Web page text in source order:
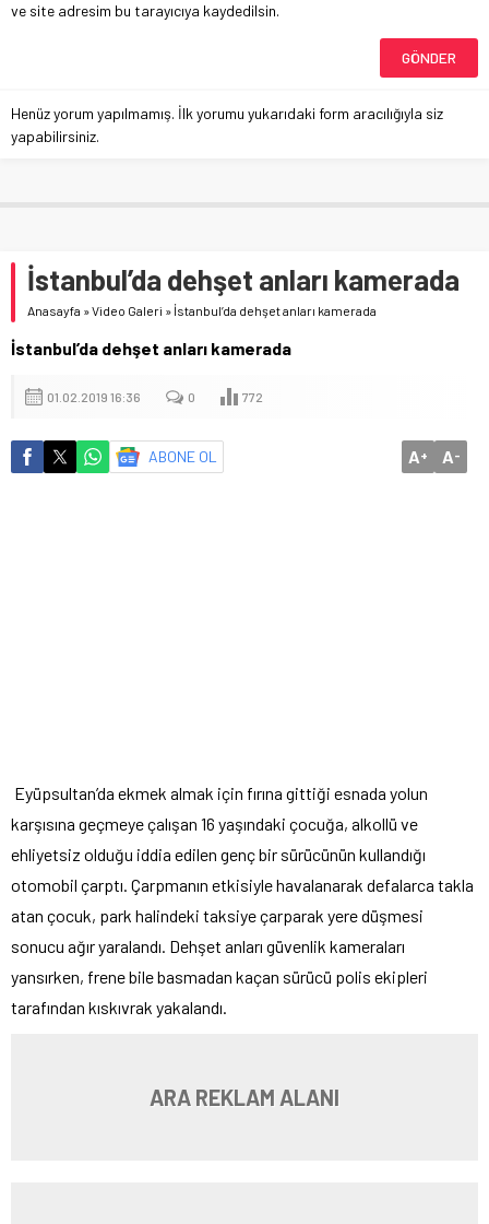
ve site adresim bu tarayıcıya kaydedilsin.
Henüz yorum yapılmamış. İlk yorumu yukarıdaki form aracılığıyla siz
yapabilirsiniz.
İstanbul’da dehşet anları kamerada
Anasayfa »Video Galeri » İstanbul’da dehşet anları kamerada
İstanbul’da dehşet anları kamerada
01.02.2019 16:36 0 772
ABONE OL A+ A-
Eyüpsultan’da ekmek almak için fırına gittiği esnada yolun
karşısına geçmeye çalışan 16 yaşındaki çocuğa, alkollü ve
ehliyetsiz olduğu iddia edilen genç bir sürücünün kullandığı
otomobil çarptı. Çarpmanın etkisiyle havalanarak defalarca takla
atan çocuk, park halindeki taksiye çarparak yere düşmesi
sonucu ağır yaralandı. Dehşet anları güvenlik kameraları
yansırken, frene bile basmadan kaçan sürücü polis ekipleri
tarafından kıskıvrak yakalandı.
ARA REKLAM ALANI